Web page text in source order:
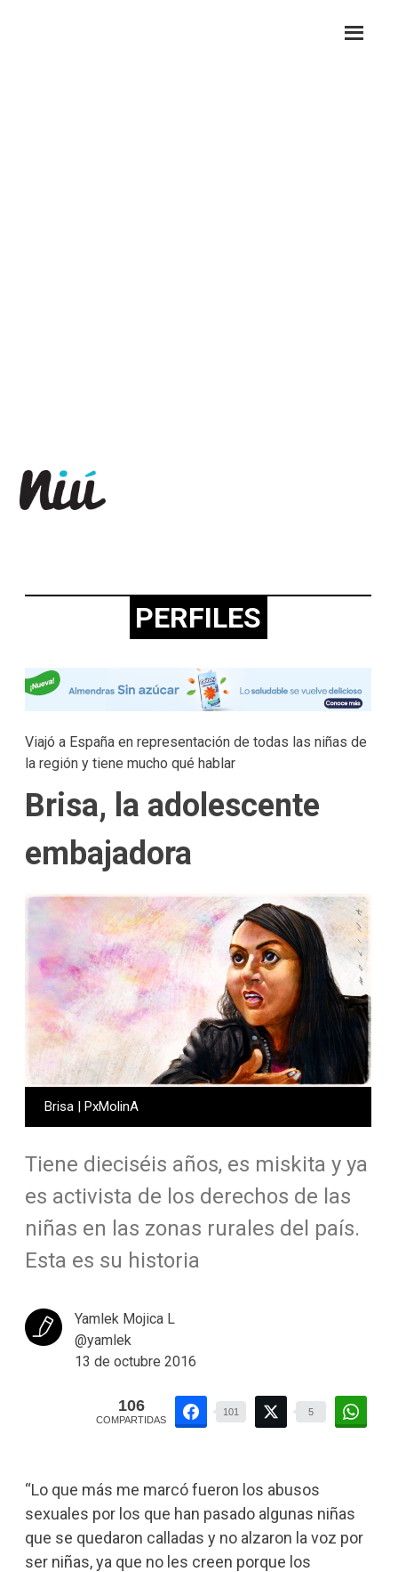
PERFILES
Viajó a España en representación de todas las niñas de
la región y tiene mucho qué hablar
Brisa, la adolescente
embajadora
Brisa | PxMolinA
Tiene dieciséis años, es miskita y ya
es activista de los derechos de las
niñas en las zonas rurales del país.
Esta es su historia
Yamlek Mojica L
@yamlek
13 de octubre 2016
106
COMPARTIDAS
101 5
“Lo que más me marcó fueron los abusos
sexuales por los que han pasado algunas niñas
que se quedaron calladas y no alzaron la voz por
ser niñas, ya que no les creen porque los